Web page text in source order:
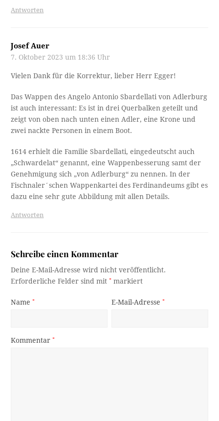
Antworten
Josef Auer
7. Oktober 2023 um 18:36 Uhr
Vielen Dank für die Korrektur, lieber Herr Egger!
Das Wappen des Angelo Antonio Sbardellati von Adlerburg
ist auch interessant: Es ist in drei Querbalken geteilt und
zeigt von oben nach unten einen Adler, eine Krone und
zwei nackte Personen in einem Boot.
1614 erhielt die Familie Sbardellati, eingedeutscht auch
„Schwardelat“ genannt, eine Wappenbesserung samt der
Genehmigung sich „von Adlerburg“ zu nennen. In der
Fischnaler´schen Wappenkartei des Ferdinandeums gibt es
dazu eine sehr gute Abbildung mit allen Details.
Antworten
Schreibe einen Kommentar
Deine E-Mail-Adresse wird nicht veröffentlicht.
Erforderliche Felder sind mit* markiert
Name* E-Mail-Adresse*
Kommentar*